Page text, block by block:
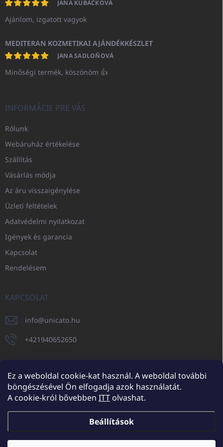
Ez a weboldal cookie-kat használ. A weboldal további
böngészésével Ön elfogadja azok használatát.
A cookie-król bővebben ITTolvashat.
Beállítások
JANA KUBÁČKOVÁ
Ajánlom, izgatott vagyok
MEDITERAN KOZMETIKAI AJÁNDÉKKÉSZLET
JANA SADLOŇOVÁ
Minőségi termék, köszönöm 👍
INFORMÁCIE PRE VÁS
Rólunk
Webáruház értékelése
Szállítás
Vásárlás módja
Az áru visszaigénylése
Üzleti feltételek
Adatvédelmi nyilatkozat
Igények és garancia
Kapcsolat
Rendelésem
KAPCSOLAT
info@unicato.hu
+421940652650
UNICATO.sk UNICATOshop.cz UNICATO.at UNICATO.hu
UNICATOshop.pl UNICATOshop.de
Copyright 2026UNICATO.hu. Minden jog fenntartva.Süti beállítások